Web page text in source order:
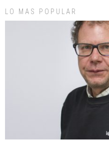
LO MAS POPULAR